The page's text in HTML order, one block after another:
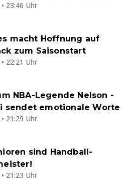
23:46 Uhr
macht Hoffnung auf
zum Saisonstart
22:21 Uhr
NBA-Legende Nelson -
sendet emotionale Worte
21:29 Uhr
sind Handball-
21:23 Uhr